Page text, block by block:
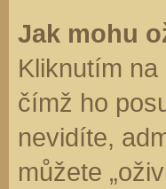
Jak mohu
Kliknutím na
čímž ho
nevidíte,
můžete